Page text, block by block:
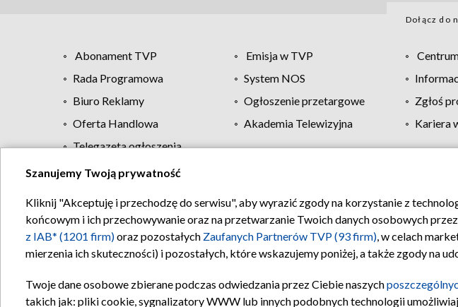
Dołącz do
Abonament TVP Emisja w TVP
Rada Programowa
System NOS
Biuro Reklamy
Ogłoszenie przetargowe Zgłoś
Oferta Handlowa
Akademia Telewizyjna Kariera
Telegazeta ogłoszenia
Regulamin TVP Polityka prywatności
Szanujemy Twoją prywatność
Kliknij "Akceptuję i przechodzę do serwisu", aby wyrazić zgody na korzystanie z
końcowym i ich przechowywanie oraz na przetwarzanie Twoich danych osobowych
z IAB* (1201 firm)oraz pozostałych Zaufanych Partnerów TVP (93 firm), w celach
mierzenia ich skuteczności) i pozostałych, które wskazujemy poniżej, a także zgody na
Twoje dane osobowe zbierane podczas odwiedzania przez Ciebie naszych
takich jak: pliki cookie, sygnalizatory WWW lub innych podobnych technologii